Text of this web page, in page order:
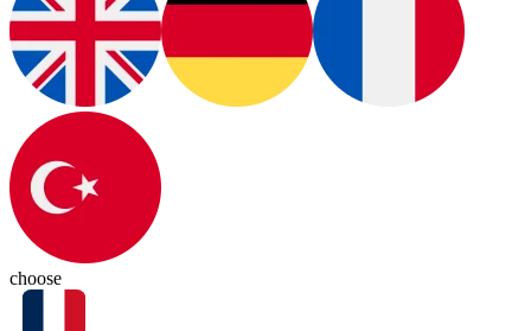
choose